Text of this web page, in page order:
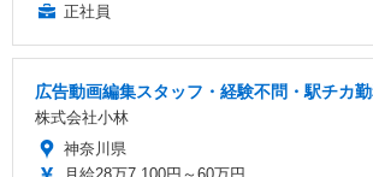
正社員
広告動画編集スタッフ・経験不問・駅チカ
株式会社小林
神奈川県